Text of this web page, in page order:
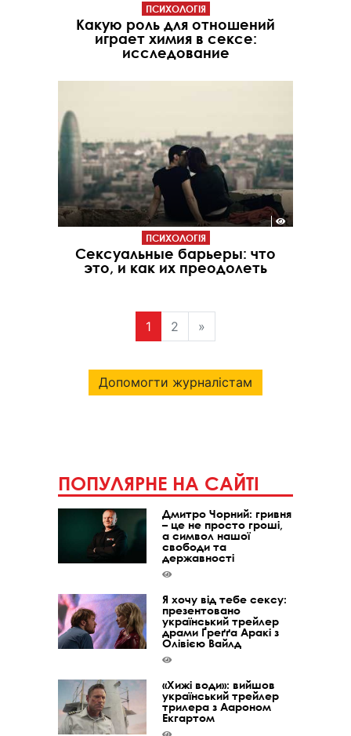
ПСИХОЛОГІЯ
Какую роль для отношений
играет химия в сексе:
исследование
ПСИХОЛОГІЯ
Сексуальные барьеры: что
это, и как их преодолеть
1 2 »
Допомогти журналістам
ПОПУЛЯРНЕ НА САЙТІ
Дмитро Чорний: гривня
– це не просто гроші,
а символ нашої
свободи та
державності
Я хочу від тебе сексу:
презентовано
український трейлер
драми Ґреґґа Аракі з
Олівією Вайлд
«Хижі води»: вийшов
український трейлер
трилера з Аароном
Екгартом